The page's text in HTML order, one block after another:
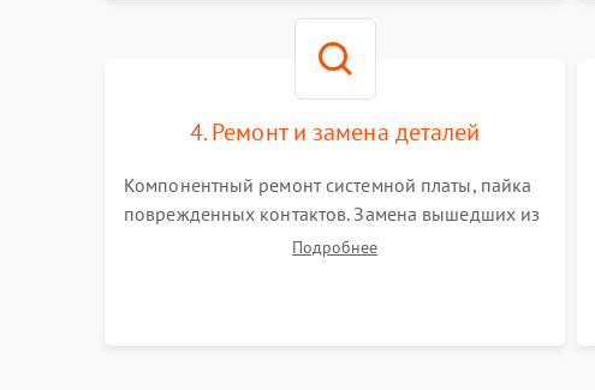
4. Ремонт и замена деталей
Компонентный ремонт системной платы, пайка
поврежденных контактов. Замена вышедших из
строя двигателей, изношенного аккумулятора,
Подробнее